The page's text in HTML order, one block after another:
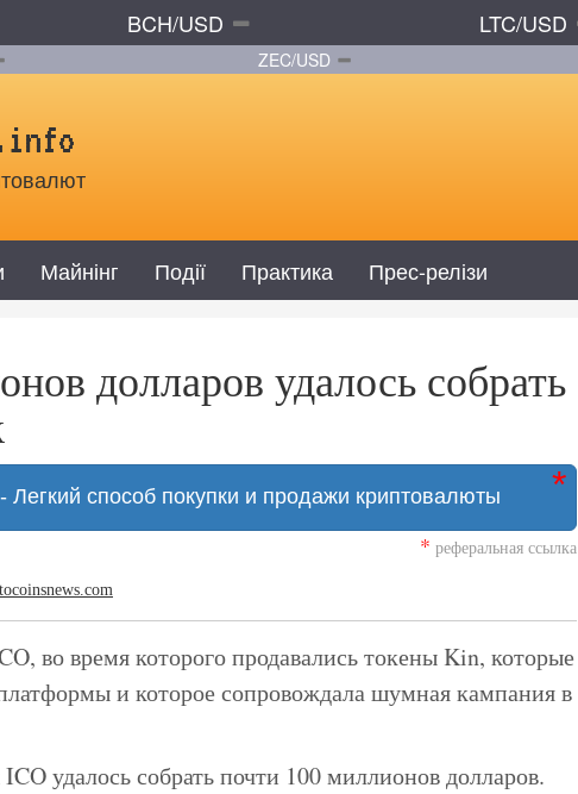
BCH/USD LTC/USD
ZEC/USD
Майнінг Події Практика Прес-релізи
долларов удалось собрать
Легкий способ покупки и продажи криптовалюты
* реферальная ссылка
во время которого продавались токены Kin, которые
и которое сопровождала шумная кампания в
удалось собрать почти 100 миллионов долларов.